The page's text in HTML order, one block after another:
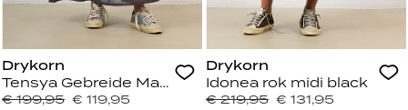
Drykorn
Tensya Gebreide Maxi Rok Antraciet
€ 199,95 € 119,95
Drykorn
Idonea rok midi black
€ 219,95 € 131,95